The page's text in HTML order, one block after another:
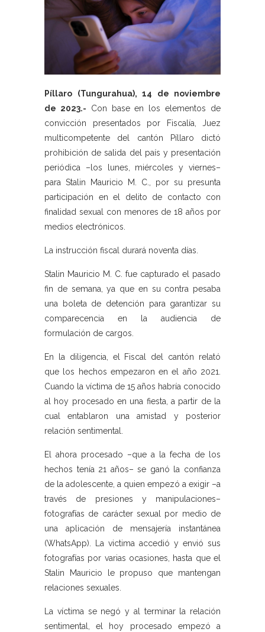
Píllaro (Tungurahua), 14 de noviembre
de 2023.- Con base en los elementos de
convicción presentados por Fiscalía, Juez
multicompetente del cantón Píllaro dictó
prohibición de salida del país y presentación
periódica –los lunes, miércoles y viernes–
para Stalin Mauricio M. C., por su presunta
participación en el delito de contacto con
finalidad sexual con menores de 18 años por
medios electrónicos.
La instrucción fiscal durará noventa días.
Stalin Mauricio M. C. fue capturado el pasado
fin de semana, ya que en su contra pesaba
una boleta de detención para garantizar su
comparecencia en la audiencia de
formulación de cargos.
En la diligencia, el Fiscal del cantón relató
que los hechos empezaron en el año 2021.
Cuando la víctima de 15 años habría conocido
al hoy procesado en una fiesta, a partir de la
cual entablaron una amistad y posterior
relación sentimental.
El ahora procesado –que a la fecha de los
hechos tenía 21 años– se ganó la confianza
de la adolescente, a quien empezó a exigir –a
través de presiones y manipulaciones–
fotografías de carácter sexual por medio de
una aplicación de mensajería instantánea
(WhatsApp). La victima accedió y envió sus
fotografías por varias ocasiones, hasta que el
Stalin Mauricio le propuso que mantengan
relaciones sexuales.
La víctima se negó y al terminar la relación
sentimental, el hoy procesado empezó a